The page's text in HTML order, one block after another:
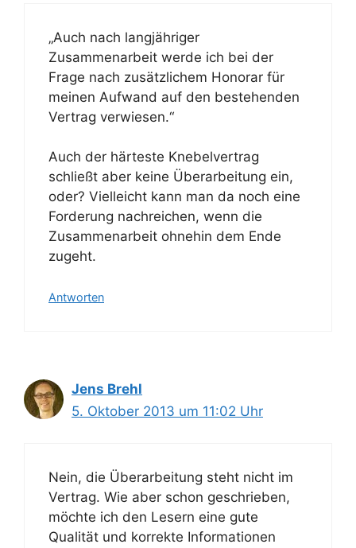
„Auch nach langjähriger
Zusammenarbeit werde ich bei der
Frage nach zusätzlichem Honorar für
meinen Aufwand auf den bestehenden
Vertrag verwiesen.“
Auch der härteste Knebelvertrag
schließt aber keine Überarbeitung ein,
oder? Vielleicht kann man da noch eine
Forderung nachreichen, wenn die
Zusammenarbeit ohnehin dem Ende
zugeht.
Antworten
Jens Brehl
5. Oktober 2013 um 11:02 Uhr
Nein, die Überarbeitung steht nicht im
Vertrag. Wie aber schon geschrieben,
möchte ich den Lesern eine gute
Qualität und korrekte Informationen